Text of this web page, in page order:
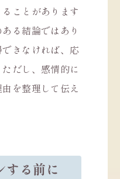
ことがあります
る結論ではあり
きなければ、応
だし、感情的に
を整理して伝え
する前に